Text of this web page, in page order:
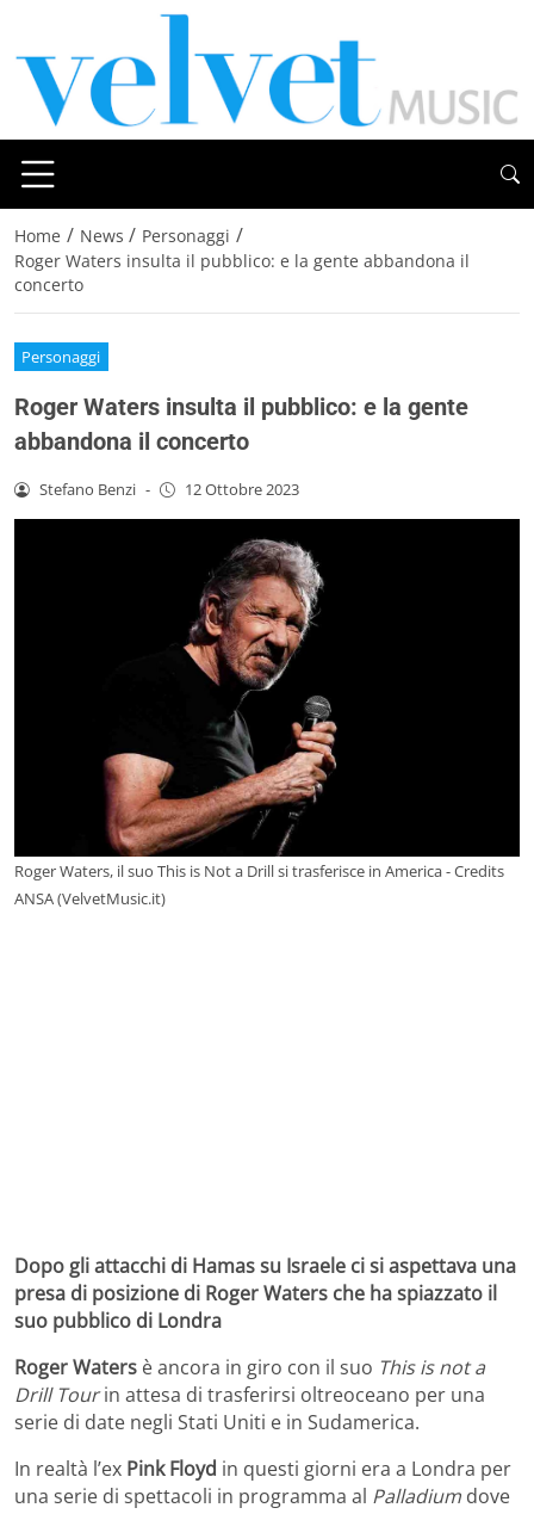
Home / News / Personaggi /
Roger Waters insulta il pubblico: e la gente abbandona il
concerto
Personaggi
Roger Waters insulta il pubblico: e la gente
abbandona il concerto
Stefano Benzi - 12 Ottobre 2023
Roger Waters, il suo This is Not a Drill si trasferisce in America - Credits
ANSA (VelvetMusic.it)
Dopo gli attacchi di Hamas su Israele ci si aspettava una
presa di posizione di Roger Waters che ha spiazzato il
suo pubblico di Londra
Roger Waters è ancora in giro con il suo This is not a
Drill Tourin attesa di trasferirsi oltreoceano per una
serie di date negli Stati Uniti e in Sudamerica.
In realtà l’ex Pink Floyd in questi giorni era a Londra per
una serie di spettacoli in programma al Palladium dove